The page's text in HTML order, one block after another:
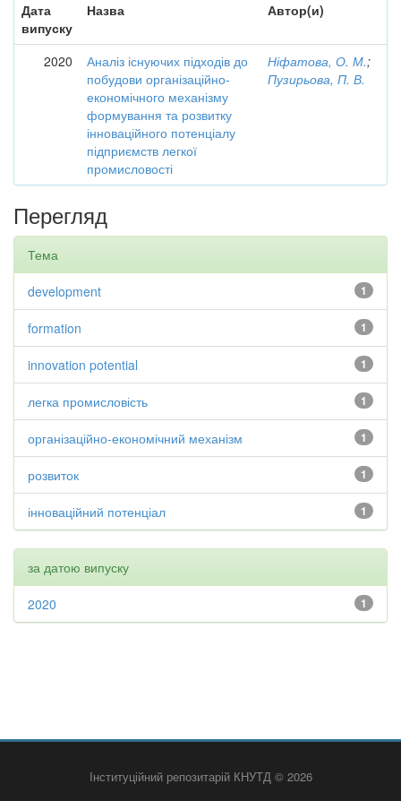
Дата
випуску
Назва Автор(и)
2020
Аналіз існуючих підходів до
побудови організаційно-
економічного механізму
формування та розвитку
інноваційного потенціалу
підприємств легкої
промисловості
Ніфатова, О. М.;
Пузирьова, П. В.
Перегляд
Тема
1
development
1
formation
1
innovation potential
1
легка промисловість
1
організаційно-економічний механізм
1
розвиток
1
інноваційний потенціал
за датою випуску
1
2020
Інституційний репозитарій КНУТД © 2026